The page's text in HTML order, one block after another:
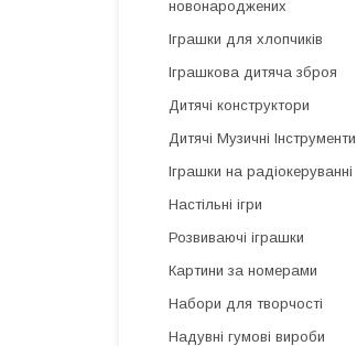
новонароджених
Іграшки для хлопчиків
Іграшкова дитяча зброя
Дитячі конструктори
Дитячі Музичні Інструменти
Іграшки на радіокеруванні
Настільні ігри
Розвиваючі іграшки
Картини за номерами
Набори для творчості
Надувні гумові вироби